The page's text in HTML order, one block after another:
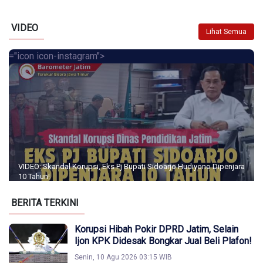
VIDEO Lihat Semua
="icon icon-instagram">
VIDEO: Skandal Korupsi, Eks Pj Bupati Sidoarjo Hudiyono Dipenjara
10 Tahun!
BERITA TERKINI
Korupsi Hibah Pokir DPRD Jatim, Selain
Ijon KPK Didesak Bongkar Jual Beli Plafon!
Senin, 10 Agu 2026 03:15 WIB